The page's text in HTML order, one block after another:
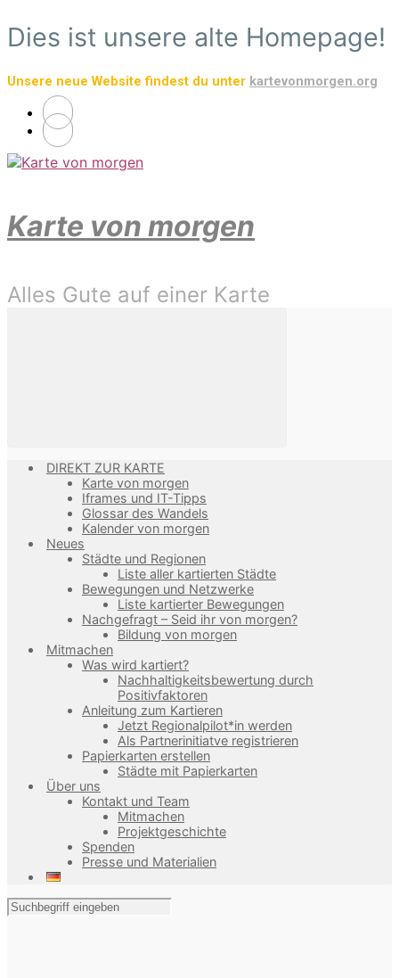
Zum
Hauptinhalt
Dies ist unsere alte Homepage!
Unsere neue Website findest du unter kartevonmorgen.org
Karte von morgen
Alles Gute auf einer Karte
DIREKT ZUR KARTE
Karte von morgen
Iframes und IT-Tipps
Glossar des Wandels
Kalender von morgen
Neues
Städte und Regionen
Liste aller kartierten Städte
Bewegungen und Netzwerke
Liste kartierter Bewegungen
Nachgefragt – Seid ihr von morgen?
Bildung von morgen
Mitmachen
Was wird kartiert?
Nachhaltigkeitsbewertung durch
Positivfaktoren
Anleitung zum Kartieren
Jetzt Regionalpilot*in werden
Als Partnerinitiatve registrieren
Papierkarten erstellen
Städte mit Papierkarten
Über uns
Kontakt und Team
Mitmachen
Projektgeschichte
Spenden
Presse und Materialien